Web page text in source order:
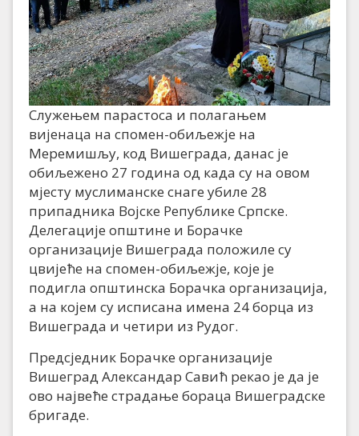
Служењем парастоса и полагањем
вијенаца на спомен-обиљежје на
Меремишљу, код Вишеграда, данас је
обиљежено 27 година од када су на овом
мјесту муслиманске снаге убиле 28
припадника Војске Републике Српске.
Делегације општине и Борачке
организације Вишеграда положиле су
цвијеће на спомен-обиљежје, које је
подигла општинска Борачка организација,
а на којем су исписана имена 24 борца из
Вишеграда и четири из Рудог.
Предсједник Борачке организације
Вишеград Александар Савић рекао је да је
ово највеће страдање бораца Вишеградске
бригаде.